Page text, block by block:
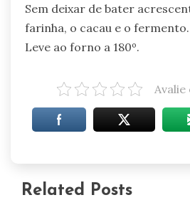
Sem deixar de bater
farinha, o cacau e o fermento.
Leve ao forno a 180º.
Related Posts